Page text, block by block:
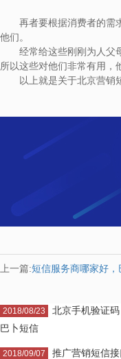
再者要根据消费者的需求
他们。
经常给这些刚刚为人父母
所以这些对他们非常有用，
以上就是关于北京营销短
上一篇:短信服务商哪家好
2018/08/23
北京手机验证
巴卜短信
2018/09/07
推广营销短信